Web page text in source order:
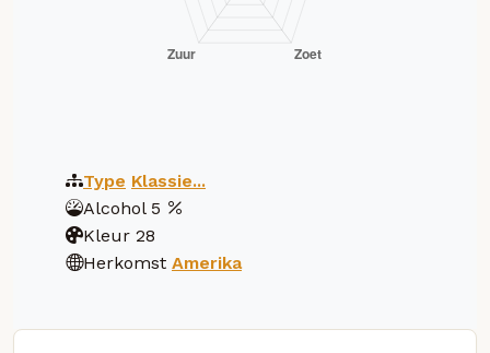
Type Klassie...
Alcohol 5
Kleur 28
Herkomst Amerika